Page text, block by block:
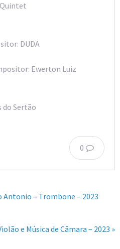
DUDA
Ewerton Luiz
Sertão
0
Antonio – Trombone – 2023
e Música de Câmara – 2023 »